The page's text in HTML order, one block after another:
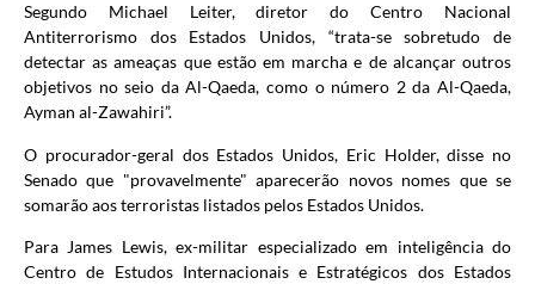
Segundo Michael Leiter, diretor do Centro Nacional
Antiterrorismo dos Estados Unidos, “trata-se sobretudo de
detectar as ameaças que estão em marcha e de alcançar outros
objetivos no seio da Al-Qaeda, como o número 2 da Al-Qaeda,
Ayman al-Zawahiri”.
O procurador-geral dos Estados Unidos, Eric Holder, disse no
Senado que "provavelmente" aparecerão novos nomes que se
somarão aos terroristas listados pelos Estados Unidos.
Para James Lewis, ex-militar especializado em inteligência do
Centro de Estudos Internacionais e Estratégicos dos Estados